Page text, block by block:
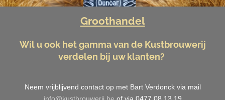
Groothandel
Wil u ook het gamma van de Kustbrouwerij
verdelen bij uw klanten?
Neem vrijblijvend contact op met Bart Verdonck via mail